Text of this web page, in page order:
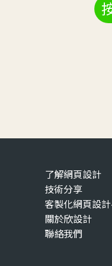
了解網頁設計
技術分享
客製化網頁設
關於欣設計
聯絡我們